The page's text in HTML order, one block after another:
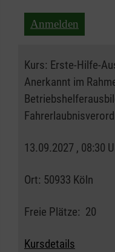
Anmelden
Kurs: Erste-Hilfe-
Anerkannt im
13.09.2027 , 08:30
Ort: 50933 Köln
Freie Plätze: 20
Kursdetails